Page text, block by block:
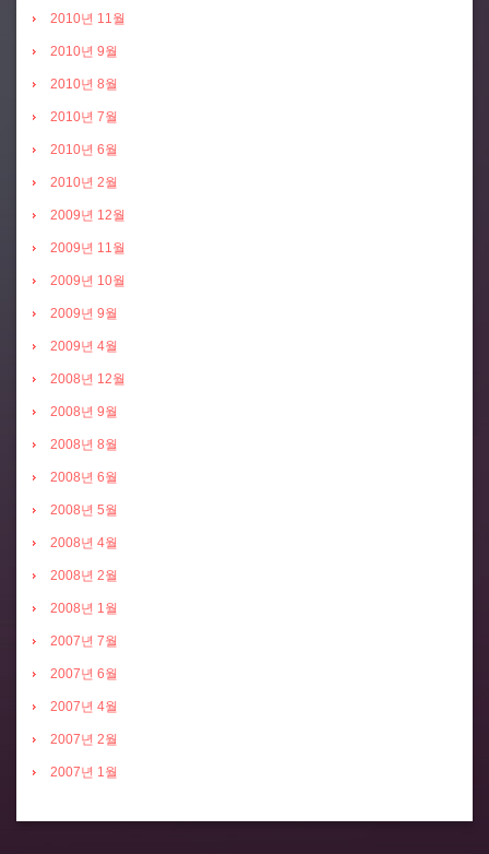
2010년 11월
2010년 9월
2010년 8월
2010년 7월
2010년 6월
2010년 2월
2009년 12월
2009년 11월
2009년 10월
2009년 9월
2009년 4월
2008년 12월
2008년 9월
2008년 8월
2008년 6월
2008년 5월
2008년 4월
2008년 2월
2008년 1월
2007년 7월
2007년 6월
2007년 4월
2007년 2월
2007년 1월